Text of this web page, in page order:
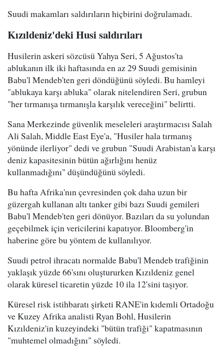
Suudi makamları saldırıların hiçbirini doğrulamadı.
Kızıldeniz'deki Husi saldırıları
Husilerin askeri sözcüsü Yahya Seri, 5 Ağustos'ta
ablukanın ilk iki haftasında en az 29 Suudi gemisinin
Babu'l Mendeb'ten geri döndüğünü söyledi. Bu hamleyi
"ablukaya karşı abluka" olarak nitelendiren Seri, grubun
"her tırmanışa tırmanışla karşılık vereceğini" belirtti.
Sana Merkezinde güvenlik meseleleri araştırmacısı Salah
Ali Salah, Middle East Eye'a, "Husiler hala tırmanış
yönünde ilerliyor" dedi ve grubun "Suudi Arabistan'a karşı
deniz kapasitesinin bütün ağırlığını henüz
kullanmadığını" düşündüğünü söyledi.
Bu hafta Afrika'nın çevresinden çok daha uzun bir
güzergah kullanan altı tanker gibi bazı Suudi gemileri
Babu'l Mendeb'ten geri dönüyor. Bazıları da su yolundan
geçebilmek için vericilerini kapatıyor. Bloomberg'in
haberine göre bu yöntem de kullanılıyor.
Suudi petrol ihracatı normalde Babu'l Mendeb trafiğinin
yaklaşık yüzde 66'sını oluştururken Kızıldeniz genel
olarak küresel ticaretin yüzde 10 ila 12'sini taşıyor.
Küresel risk istihbaratı şirketi RANE'in kıdemli Ortadoğu
ve Kuzey Afrika analisti Ryan Bohl, Husilerin
Kızıldeniz'in kuzeyindeki "bütün trafiği" kapatmasının
"muhtemel olmadığını" söyledi.